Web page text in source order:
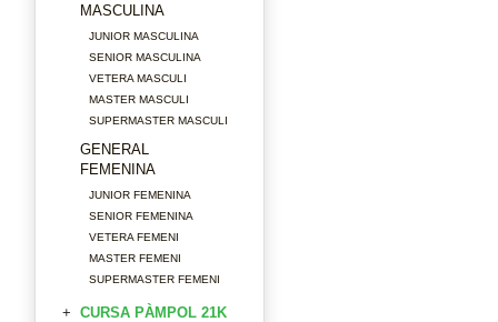
MASCULINA
JUNIOR MASCULINA
SENIOR MASCULINA
VETERA MASCULI
MASTER MASCULI
SUPERMASTER MASCULI
GENERAL
FEMENINA
JUNIOR FEMENINA
SENIOR FEMENINA
VETERA FEMENI
MASTER FEMENI
SUPERMASTER FEMENI
CURSA PÀMPOL 21K